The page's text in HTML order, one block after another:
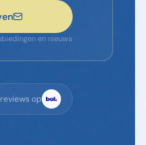
en nieuws
reviews op